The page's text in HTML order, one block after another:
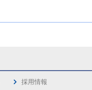
採用情報